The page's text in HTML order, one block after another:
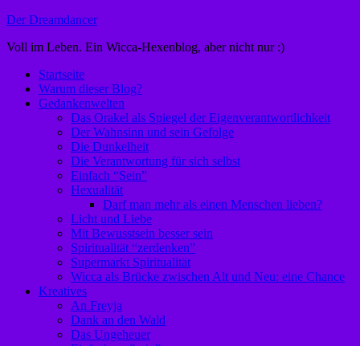
Zum
springen
Der Dreamdancer
Voll im Leben. Ein Wicca-Hexenblog, aber nicht nur :)
Startseite
Warum dieser Blog?
Gedankenwelten
Das Orakel als Spiegel der Eigenverantwortlichkeit
Der Wahnsinn und sein Gefolge
Die Dunkelheit
Die Verantwortung für sich selbst
Einfach “Sein”
Hexualität
Darf man mehr als einen Menschen lieben?
Licht und Liebe
Mit Bewusstsein besser sein
Spiritualität “zerdenken”
Supermarkt Spiritualität
Wicca als Brücke zwischen Alt und Neu: eine Chance
Kreatives
An Freyja
Dank an den Wald
Das Ungeheuer